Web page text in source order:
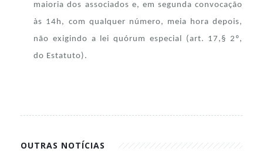
maioria dos associados e, em segunda convocação
às 14h, com qualquer número, meia hora depois,
não exigindo a lei quórum especial (art. 17,§ 2º,
do Estatuto).
OUTRAS NOTÍCIAS